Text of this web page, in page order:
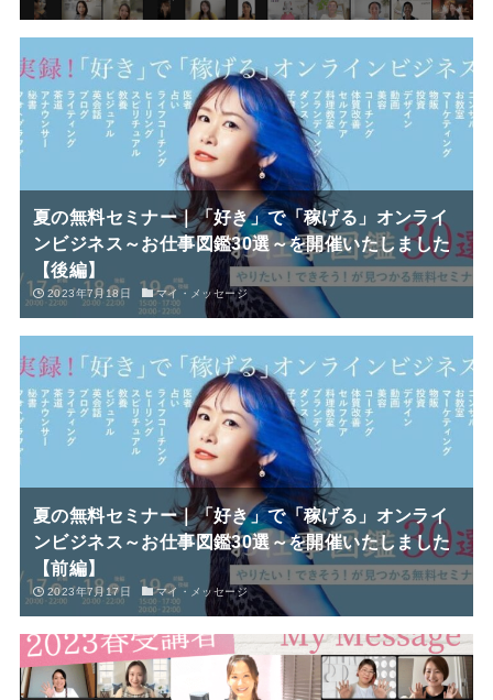
夏の無料セミナー｜「好き」で「稼げる」オンライ
ンビジネス～お仕事図鑑30選～を開催いたしました
【後編】
2023年7月18日 マイ・メッセージ
夏の無料セミナー｜「好き」で「稼げる」オンライ
ンビジネス～お仕事図鑑30選～を開催いたしました
【前編】
2023年7月17日 マイ・メッセージ